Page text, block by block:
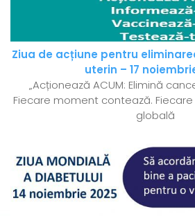
Ziua de acțiune pentru
uterin – 17
„Acționează ACUM: Elimină
Fiecare moment contează.
globală